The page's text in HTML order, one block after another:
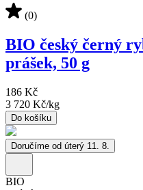
(0)
BIO český černý
prášek, 50 g
186 Kč
3 720 Kč/kg
Do košíku
Doručíme od úterý 11. 8.
BIO